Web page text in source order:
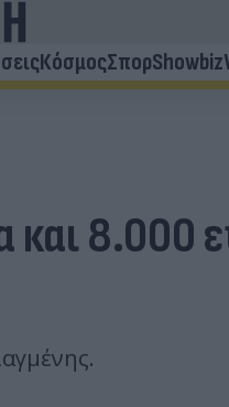
ΚόσμοςΣπορShowbiz
8.000